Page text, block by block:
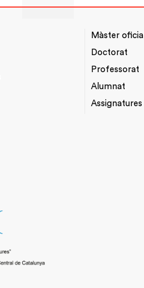
NAVEGACIÓ
PRINCIPAL
Màster oficial
Doctorat
Professorat
Alumnat
Assignatures